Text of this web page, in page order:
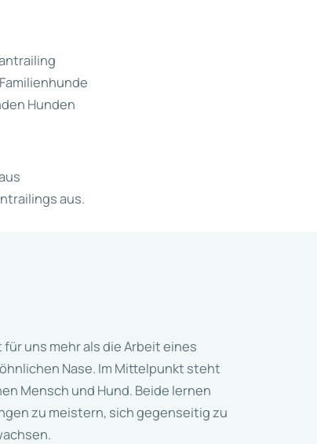
Hunden
aus.
uns mehr als die Arbeit eines
Nase. Im Mittelpunkt steht
Mensch und Hund. Beide lernen
zu meistern, sich gegenseitig zu